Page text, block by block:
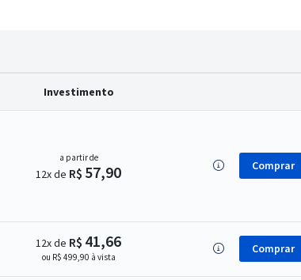
Investimento
a partir de
12x de R$ 57,90 Comprar
12x de R$ 41,66
ou R$ 499,90 à vista
Comprar